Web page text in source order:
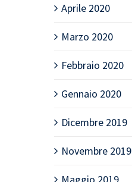
Aprile 2020
Marzo 2020
Febbraio 2020
Gennaio 2020
Dicembre 2019
Novembre 2019
Maggio 2019